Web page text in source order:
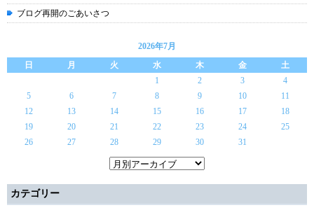
ブログ再開のごあいさつ
2026年7月
日
月 火 水 木 金
土
1
2 3
4
5
6 7 8 9 10
11
12
13 14 15 16 17
18
19
20 21 22 23 24
25
26
27 28 29 30 31
カテゴリー